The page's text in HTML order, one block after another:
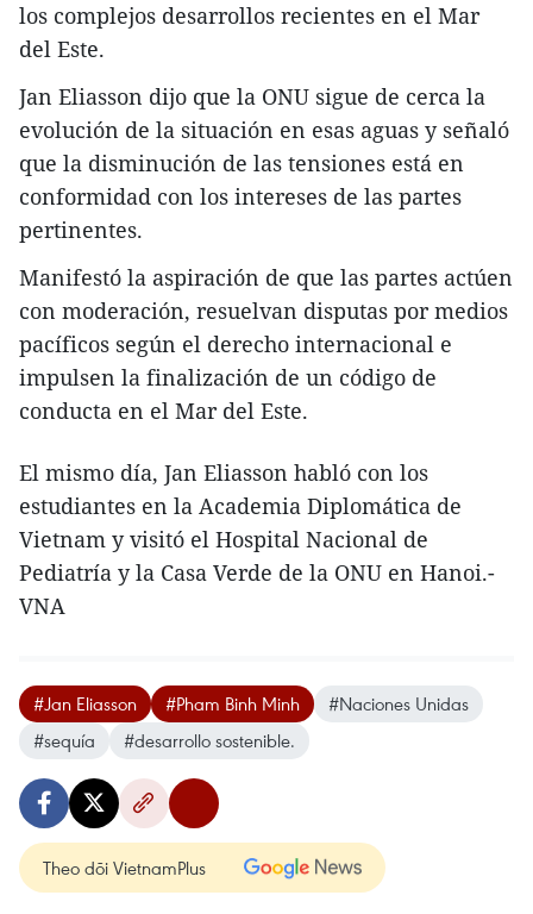
los complejos desarrollos recientes en el Mar
del Este.
Jan Eliasson dijo que la ONU sigue de cerca la
evolución de la situación en esas aguas y señaló
que la disminución de las tensiones está en
conformidad con los intereses de las partes
pertinentes.
Manifestó la aspiración de que las partes actúen
con moderación, resuelvan disputas por medios
pacíficos según el derecho internacional e
impulsen la finalización de un código de
conducta en el Mar del Este.
El mismo día, Jan Eliasson habló con los
estudiantes en la Academia Diplomática de
Vietnam y visitó el Hospital Nacional de
Pediatría y la Casa Verde de la ONU en Hanoi.-
VNA
#Jan Eliasson #Pham Binh Minh
#Naciones Unidas
#sequía
#desarrollo sostenible.
Theo dõi VietnamPlus